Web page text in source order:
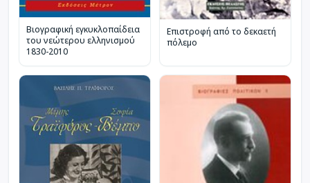
Βιογραφική εγκυκλοπαίδεια
του νεώτερου ελληνισμού
1830-2010
Επιστροφή από το δεκαετή
πόλεμο